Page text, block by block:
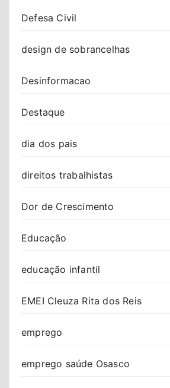
Defesa Civil
design de sobrancelhas
Desinformacao
Destaque
dia dos pais
direitos trabalhistas
Dor de Crescimento
Educação
educação infantil
EMEI Cleuza Rita dos Reis
emprego
emprego saúde Osasco